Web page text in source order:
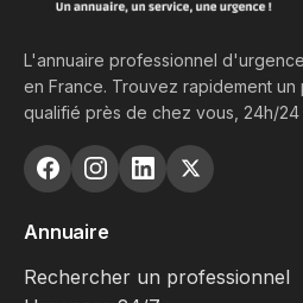
L'annuaire professionnel
en France. Trouvez rapidement un
qualifié près de chez vous, 24h/24
Annuaire
Rechercher un professionnel